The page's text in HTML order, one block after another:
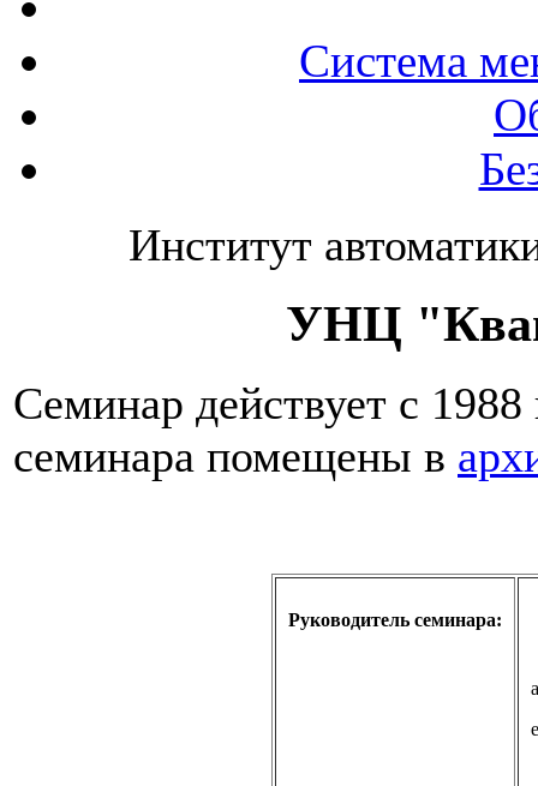
Система
Институт
УНЦ
Семинар действует с
семинара помещены в
Руководитель семинара: